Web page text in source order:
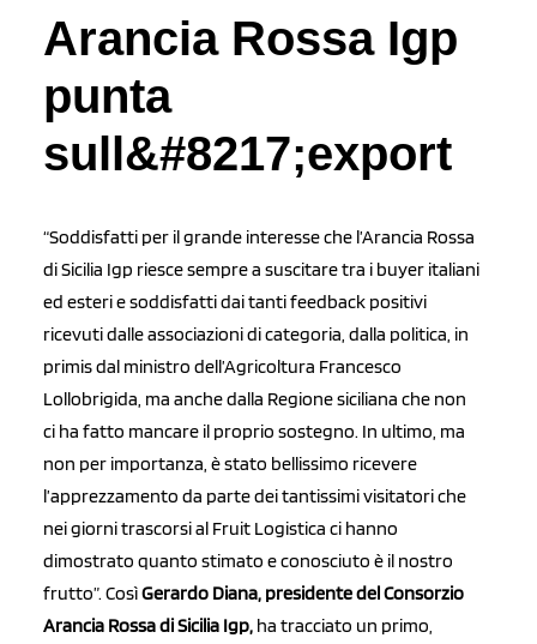
Arancia Rossa Igp
punta
sull&#8217;export
“Soddisfatti per il grande interesse che l’Arancia Rossa
di Sicilia Igp riesce sempre a suscitare tra i buyer italiani
ed esteri e soddisfatti dai tanti feedback positivi
ricevuti dalle associazioni di categoria, dalla politica, in
primis dal ministro dell’Agricoltura Francesco
Lollobrigida, ma anche dalla Regione siciliana che non
ci ha fatto mancare il proprio sostegno. In ultimo, ma
non per importanza, è stato bellissimo ricevere
l’apprezzamento da parte dei tantissimi visitatori che
nei giorni trascorsi al Fruit Logistica ci hanno
dimostrato quanto stimato e conosciuto è il nostro
frutto”. CosìGerardo Diana, presidente del Consorzio
Arancia Rossa di Sicilia Igp, ha tracciato un primo,